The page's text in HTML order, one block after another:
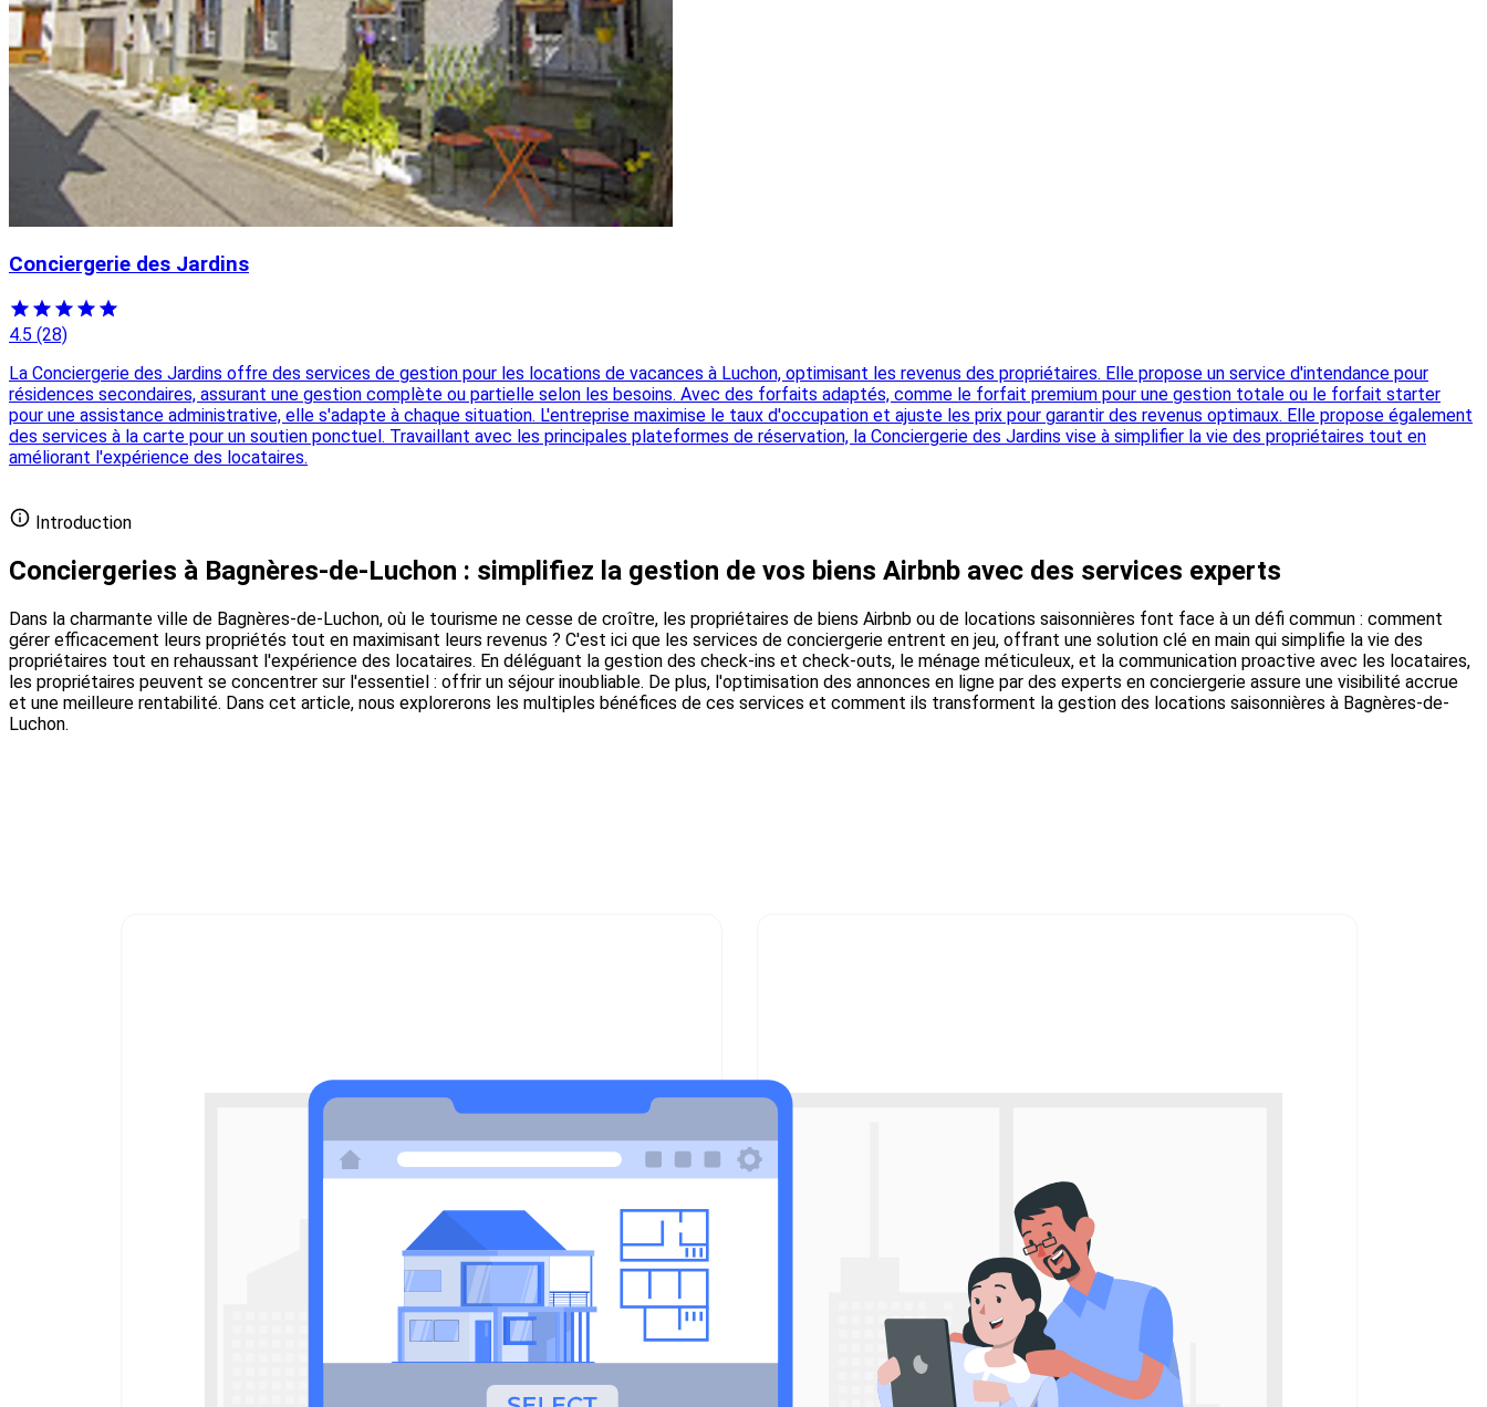
Conciergerie des Jardins
4.5 (28)
La Conciergerie des Jardins offre des services de gestion pour les locations de vacances à Luchon, optimisant les revenus des propriétaires. Elle propose un service d'intendance pour
résidences secondaires, assurant une gestion complète ou partielle selon les besoins. Avec des forfaits adaptés, comme le forfait premium pour une gestion totale ou le forfait starter
pour une assistance administrative, elle s'adapte à chaque situation. L'entreprise maximise le taux d'occupation et ajuste les prix pour garantir des revenus optimaux. Elle propose également
des services à la carte pour un soutien ponctuel. Travaillant avec les principales plateformes de réservation, la Conciergerie des Jardins vise à simplifier la vie des propriétaires tout en
améliorant l'expérience des locataires.
Introduction
Conciergeries à Bagnères-de-Luchon : simplifiez la gestion de vos biens Airbnb avec des services experts
Dans la charmante ville de Bagnères-de-Luchon, où le tourisme ne cesse de croître, les propriétaires de biens Airbnb ou de locations saisonnières font face à un défi commun : comment
gérer efficacement leurs propriétés tout en maximisant leurs revenus ? C'est ici que les services de conciergerie entrent en jeu, offrant une solution clé en main qui simplifie la vie des
propriétaires tout en rehaussant l'expérience des locataires. En déléguant la gestion des check-ins et check-outs, le ménage méticuleux, et la communication proactive avec les locataires,
les propriétaires peuvent se concentrer sur l'essentiel : offrir un séjour inoubliable. De plus, l'optimisation des annonces en ligne par des experts en conciergerie assure une visibilité accrue
et une meilleure rentabilité. Dans cet article, nous explorerons les multiples bénéfices de ces services et comment ils transforment la gestion des locations saisonnières à Bagnères-de-
Luchon.